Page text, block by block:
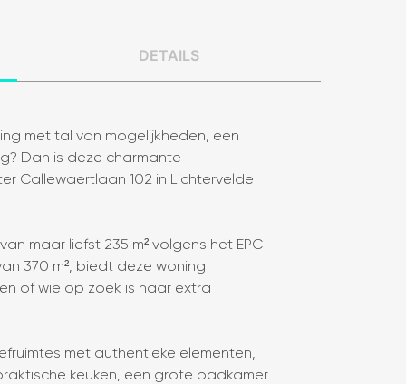
met tal van mogelijkheden, een
Dan is deze charmante
Callewaertlaan 102 in Lichtervelde
maar liefst 235 m² volgens het EPC-
370 m², biedt deze woning
of wie op zoek is naar extra
met authentieke elementen,
keuken, een grote badkamer
Details